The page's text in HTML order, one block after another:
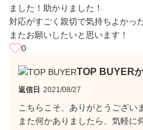
ました！助かりました！
対応がすごく親切で気持ちよかっ
またお願いしたいと思います！
0
TOP BUYER
返信日 2021/08/27
こちらこそ、ありがとうござい
また何かありましたら、気軽に